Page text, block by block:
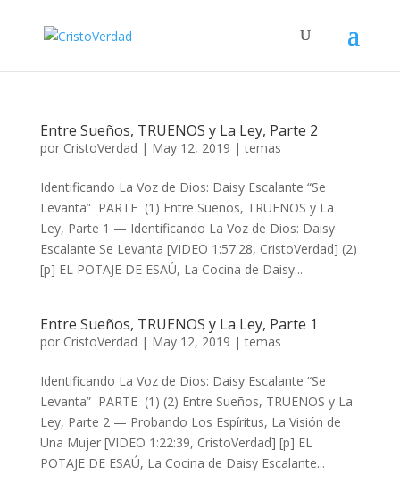
Entre Sueños, TRUENOS y La Ley, Parte 2
por CristoVerdad | May 12, 2019 |temas
Identificando La Voz de Dios: Daisy Escalante “Se
Levanta” PARTE (1) Entre Sueños, TRUENOS y La
Ley, Parte 1 — Identificando La Voz de Dios: Daisy
Escalante Se Levanta [VIDEO 1:57:28, CristoVerdad] (2)
[p] EL POTAJE DE ESAÚ, La Cocina de Daisy...
Entre Sueños, TRUENOS y La Ley, Parte 1
por CristoVerdad | May 12, 2019 |temas
Identificando La Voz de Dios: Daisy Escalante “Se
Levanta” PARTE (1) (2) Entre Sueños, TRUENOS y La
Ley, Parte 2 — Probando Los Espíritus, La Visión de
Una Mujer [VIDEO 1:22:39, CristoVerdad] [p] EL
POTAJE DE ESAÚ, La Cocina de Daisy Escalante...